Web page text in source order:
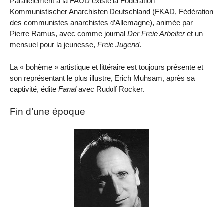
Kommunistischer Anarchisten Deutschland (FKAD, Fédération
des communistes anarchistes d’Allemagne), animée par
Pierre Ramus, avec comme journal Der Freie Arbeiteret un
mensuel pour la jeunesse, Freie Jugend.
La « bohème » artistique et littéraire est toujours présente et
son représentant le plus illustre, Erich Muhsam, après sa
captivité, édite Fanalavec Rudolf Rocker.
Fin d’une époque